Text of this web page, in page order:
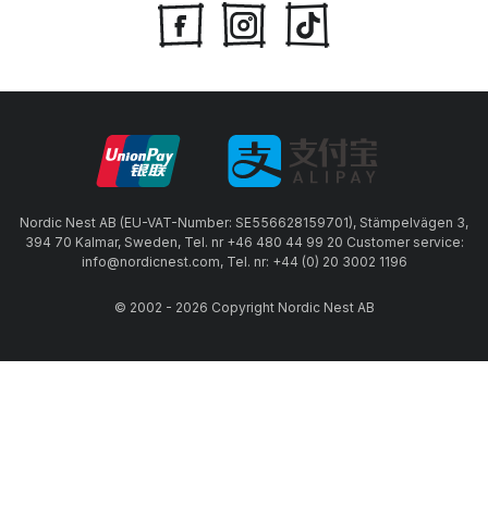
Nordic Nest AB (EU-VAT-Number: SE556628159701), Stämpelvägen 3,
394 70 Kalmar, Sweden, Tel. nr +46 480 44 99 20 Customer service:
info@nordicnest.com, Tel. nr: +44 (0) 20 3002 1196
© 2002 - 2026 Copyright Nordic Nest AB